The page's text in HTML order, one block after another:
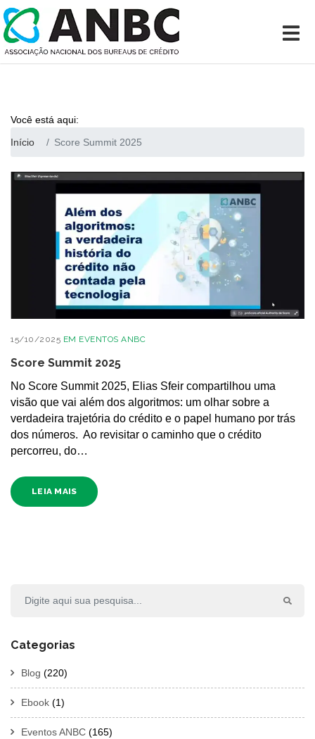
Você está aqui:
Início
Score Summit 2025
15/10/2025 EM EVENTOS ANBC
Score Summit 2025
No Score Summit 2025, Elias Sfeir compartilhou uma
visão que vai além dos algoritmos: um olhar sobre a
verdadeira trajetória do crédito e o papel humano por trás
dos números.​ ​ Ao revisitar o caminho que o crédito
percorreu, do…
LEIA MAIS
Categorias
Blog (220)
Ebook (1)
Eventos ANBC (165)